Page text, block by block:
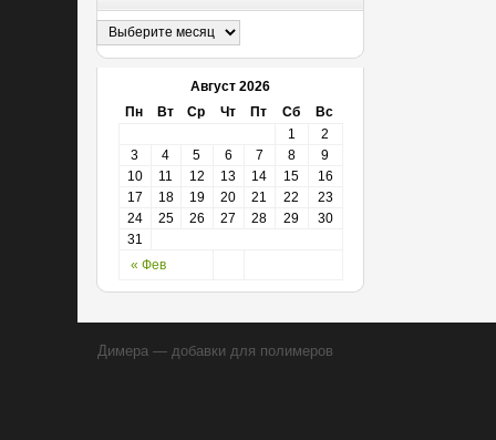
Август 2026
Пн
Вт Ср Чт Пт Сб Вс
« Фев
1
2
3
4 5 6 7 8
9
10
11 12 13 14 15
16
17
18 19 20 21 22
23
24
25 26 27 28 29
30
31
Димера — добавки для полимеров